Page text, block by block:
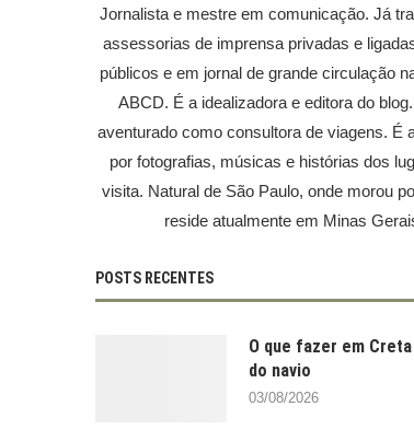
Jornalista e mestre em comunicação. Já
assessorias de imprensa privadas e
públicos e em jornal de grande circulação
ABCD. É a idealizadora e editora do
aventurado como consultora de viagens. É
por fotografias, músicas e histórias dos
visita. Natural de São Paulo, onde morou
reside atualmente em Minas
POSTS RECENTES
O que fazer em
do navio
03/08/2026